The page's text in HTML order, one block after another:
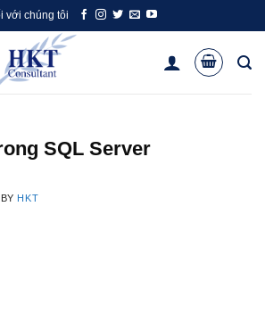
với chúng tôi
SQL Server
BY HKT